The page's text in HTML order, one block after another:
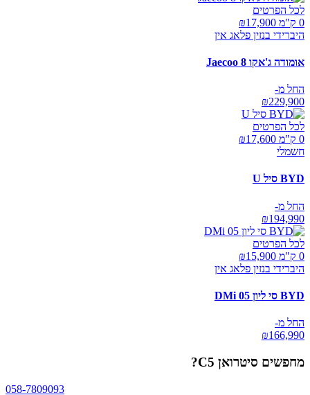
לכל הפרטים
0 ק"מ ₪
17,900
היברידי בנזין פלאג אין
אומודה ג'אקו Jaecoo 8
החל מ-
₪229,900
לכל הפרטים
0 ק"מ ₪
17,600
חשמלי
BYD סיל U
החל מ-
₪194,990
לכל הפרטים
0 ק"מ ₪
15,900
היברידי בנזין פלאג אין
BYD סי ליון 05 DMi
החל מ-
₪166,990
מחפשים סיטרואן C5 ?
058-7809093